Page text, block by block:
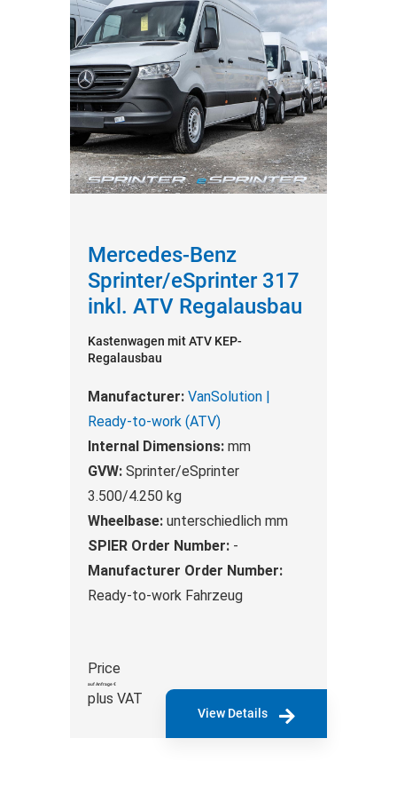
Cookies und Funktionen finden Sie in der
Datenschutzerklärung.
Mercedes-Benz
Sprinter/eSprinter 317
inkl. ATV Regalausbau
Kastenwagen mit ATV KEP-
Regalausbau
Manufacturer: VanSolution |
Ready-to-work (ATV)
Internal Dimensions: mm
GVW: Sprinter/eSprinter
3.500/4.250 kg
Wheelbase: unterschiedlich mm
SPIER Order Number: -
Manufacturer Order Number:
Ready-to-work Fahrzeug
Price
auf Anfrage €
plus VAT
View Details